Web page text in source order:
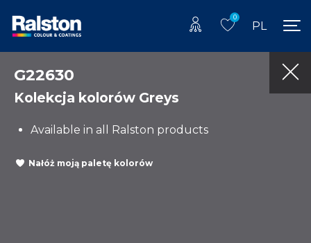
0
PL
G22630
Kolekcja kolorów Greys
Available in all Ralston products
Nałóż moją paletę kolorów